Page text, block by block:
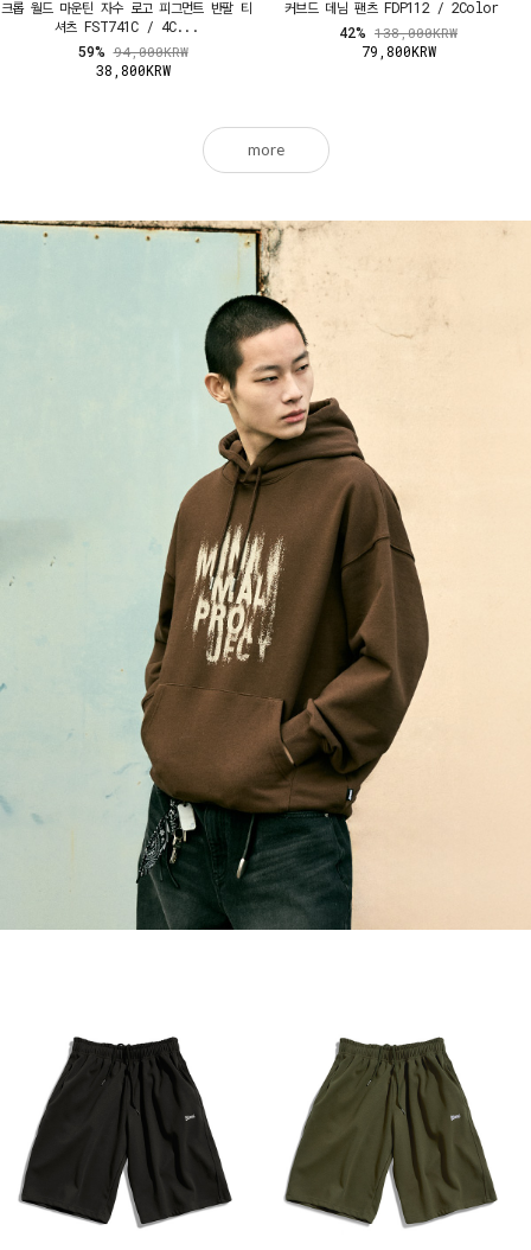
크롭 월드 마운틴 자수 로고 피그먼트 반팔 티
셔츠 FST741C / 4C...
59%94,000KRW
38,800KRW
커브드 데님 팬츠 FDP112 / 2Color
42% 138,000KRW
79,800KRW
more